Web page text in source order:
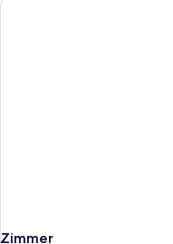
Zimmer